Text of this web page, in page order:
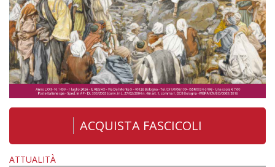
ACQUISTA FASCICOLI
ATTUALITÀ